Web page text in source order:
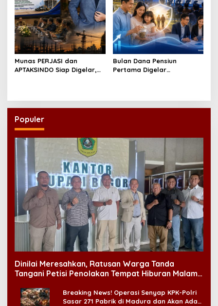
Munas PERJASI dan
APTAKSINDO Siap Digelar,
Bulan Dana Pensiun
Pertama Digelar
Populer
Dinilai Meresahkan, Ratusan Warga Tanda
Tangani Petisi Penolakan Tempat Hiburan Malam
Breaking News! Operasi Senyap KPK-Polri
Sasar 271 Pabrik di Madura dan Akan Ada